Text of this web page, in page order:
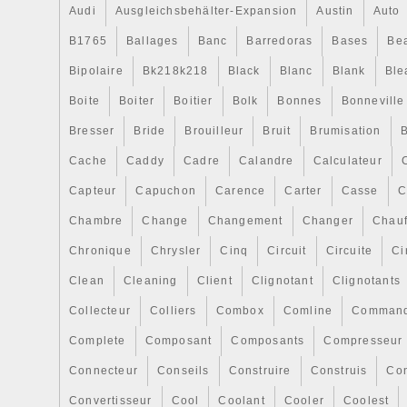
Audi Ausgleichsbehälter-Expansion Austin Auto
B1765 Ballages Banc Barredoras Bases
Bipolaire Bk218k218 Black Blanc Blank
Boite Boiter Boitier Bolk Bonnes Bonneville
Bresser Bride Brouilleur Bruit Brumisation
Cache Caddy Cadre Calandre Calculateur
Capteur Capuchon Carence Carter Casse
Chambre Change Changement Changer
Chronique Chrysler Cinq Circuit Circuite
Clean Cleaning Client Clignotant Clignotants
Collecteur Colliers Combox Comline
Complete Composant Composants Compresseur
Connecteur Conseils Construire Construis
Convertisseur Cool Coolant Cooler Coolest
Fahrzeug gültig ist, können Sie uns die
Ihres Fahrzeugs zusenden. Wir können
bisogno di sapere se questo pezzo è
puoi inviarci il numero VIN del tuo
wiedziec, czy ta czesc jest wazna dla
mozesz przeslac nam numer VIN
precisa saber se esta peça é válida
pode nos enviar o número VIN do seu
verificar isso. Les retours ne seront
délai de 15 jours ouvrables à compter
(conformément aux articles 102 à 105
royal consolidé 1/2007). Si la pièce est
et aux conditions de garantie et qu’elle
vous en proposerons une autre, et si
stock, nous vous rembourserons voir
Melli CAT Sierra Verde S. L avec CIF
fiscale à Ctra Sevilla – Lisboa (Cruce
Galaroza (Huelva) offre à ses clients la